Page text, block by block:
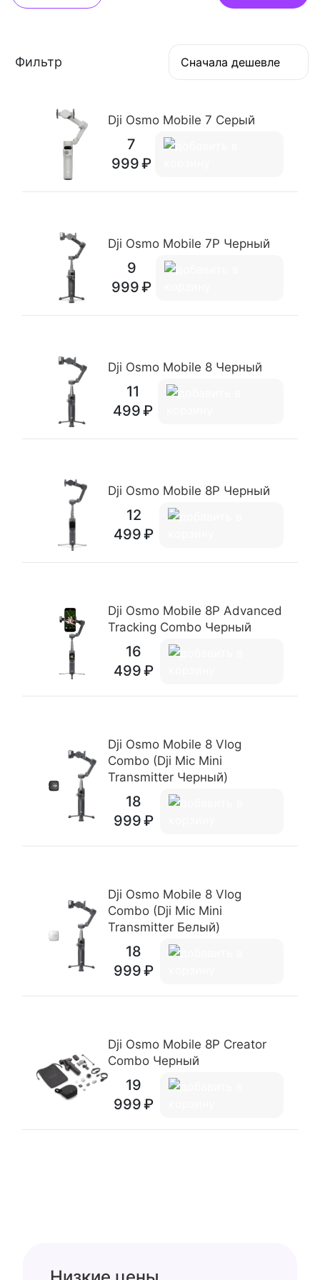
Фильтр Сначала дешевле
Dji Osmo Mobile 7 Серый
7
999
Dji Osmo Mobile 7P Черный
9
999
Dji Osmo Mobile 8 Черный
11
499
Dji Osmo Mobile 8P Черный
12
499
Dji Osmo Mobile 8P Advanced
Tracking Combo Черный
16
499
Dji Osmo Mobile 8 Vlog
Combo (Dji Mic Mini
Transmitter Черный)
18
999
Dji Osmo Mobile 8 Vlog
Combo (Dji Mic Mini
Transmitter Белый)
18
999
Dji Osmo Mobile 8P Creator
Combo Черный
19
999